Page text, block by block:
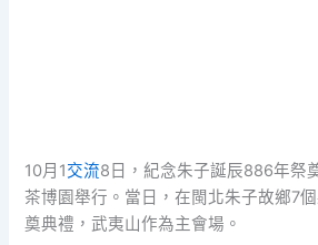
10月1交流8日，紀念朱子誕辰886年祭
茶博園舉行。當日，在閩北朱子故鄉7
奠典禮，武夷山作為主會場。